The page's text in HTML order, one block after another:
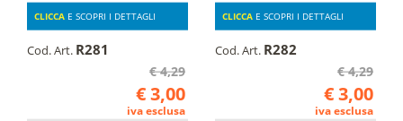
CLICCA E SCOPRI I DETTAGLI
Cod. Art. R281
€ 4,29
€ 3,00
iva esclusa
CLICCA E SCOPRI I DETTAGLI
Cod. Art. R282
€ 4,29
€ 3,00
iva esclusa